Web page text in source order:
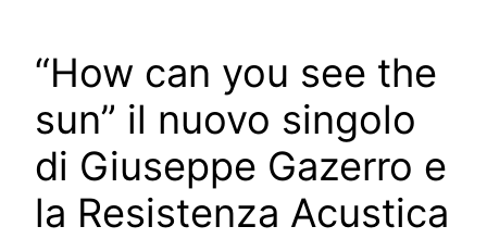
“How can you see the
sun” il nuovo singolo
di Giuseppe Gazerro e
la Resistenza Acustica